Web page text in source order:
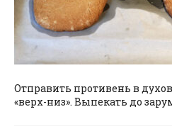
Отправить противень в
«верх-низ». Выпекать до